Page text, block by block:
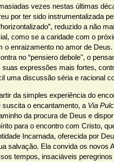
vezes nestas últimas
por ter sido instrumentalizada
reduzido a não
como se a caridade com o
o enraizamento no amor de
no “pensiero debole", o
suas expressões mais fortes,
uma discussão séria e racional
da simples experiência do
suscita o encantamento, a Via
da procura de Deus e
para o encontro com Cristo,
Incarnada, oferecida por
salvação. Ela convida os novos
tempos, insaciáveis peregrinos